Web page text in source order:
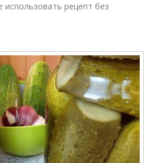
рецепт без